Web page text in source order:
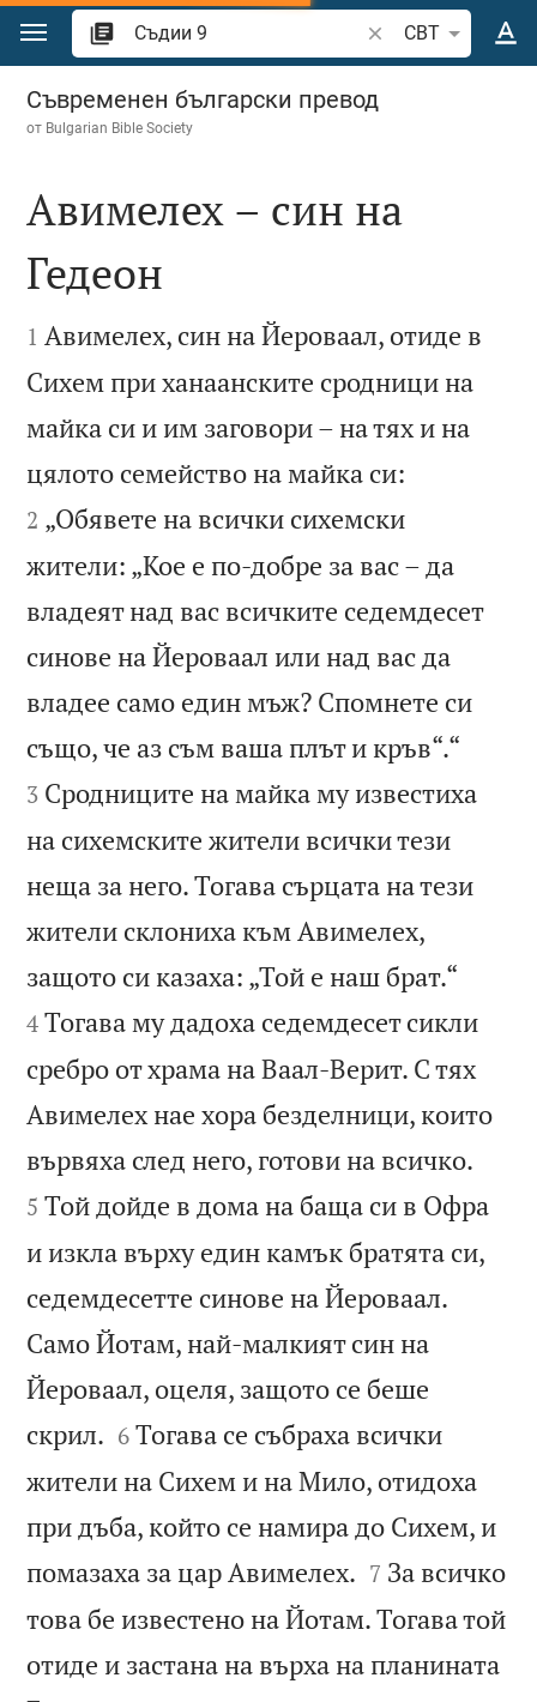
Преминете към съдържанието
Търсете стих или
CBT
Съдии 9
Съвременен български превод
от Bulgarian Bible Society

Авимелех – син на
Гедеон

1 Авимелех, син на Йероваал, отиде в
Сихем при ханаанските сродници на
майка си и им заговори – на тях и на
цялото семейство на майка си:
2 „Обявете на всички сихемски
жители: „Кое е по-добре за вас – да
владеят над вас всичките седемдесет
синове на Йероваал или над вас да
владее само един мъж? Спомнете си
също, че аз съм ваша плът и кръв“.“
3 Сродниците на майка му известиха
на сихемските жители всички тези
неща за него. Тогава сърцата на тези
жители склониха към Авимелех,
защото си казаха: „Той е наш брат.“
4 Тогава му дадоха седемдесет сикли
сребро от храма на Ваал-Верит. С тях
Авимелех нае хора безделници, които
вървяха след него, готови на всичко.
5 Той дойде в дома на баща си в Офра
и изкла върху един камък братята си,
седемдесетте синове на Йероваал.
Само Йотам, най-малкият син на
Йероваал, оцеля, защото се беше
скрил. 

6 Тогава се събраха всички
жители на Сихем и на Мило, отидоха
при дъба, който се намира до Сихем, и
помазаха за цар Авимелех. 

7 За всичко
това бе известено на Йотам. Тогава той
отиде и застана на върха на планината